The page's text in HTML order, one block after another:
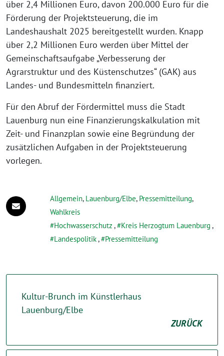
über 2,4 Millionen Euro, davon 200.000 Euro für die
Förderung der Projektsteuerung, die im
Landeshaushalt 2025 bereitgestellt wurden. Knapp
über 2,2 Millionen Euro werden über Mittel der
Gemeinschaftsaufgabe „Verbesserung der
Agrarstruktur und des Küstenschutzes“ (GAK) aus
Landes- und Bundesmitteln finanziert.
Für den Abruf der Fördermittel muss die Stadt
Lauenburg nun eine Finanzierungskalkulation mit
Zeit- und Finanzplan sowie eine Begründung der
zusätzlichen Aufgaben in der Projektsteuerung
vorlegen.
Allgemein, Lauenburg/Elbe, Pressemitteilung,
Wahlkreis
Hochwasserschutz , Kreis Herzogtum Lauenburg ,
Landespolitik, Pressemitteilung
Kultur-Brunch im Künstlerhaus
Lauenburg/Elbe
ZURÜCK